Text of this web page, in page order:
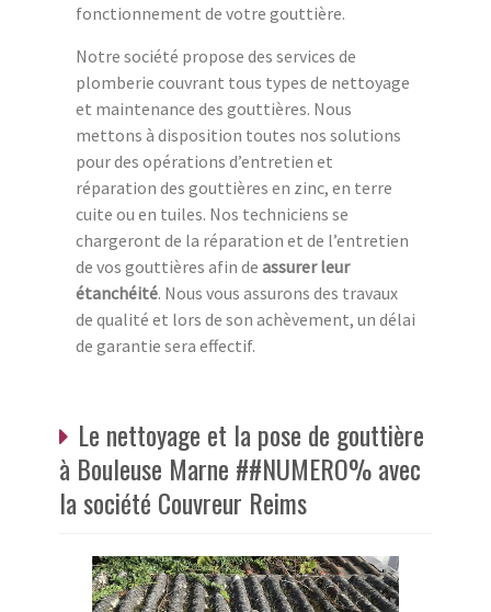
fonctionnement de votre gouttière.
Notre société propose des services de
plomberie couvrant tous types de nettoyage
et maintenance des gouttières. Nous
mettons à disposition toutes nos solutions
pour des opérations d’entretien et
réparation des gouttières en zinc, en terre
cuite ou en tuiles. Nos techniciens se
chargeront de la réparation et de l’entretien
de vos gouttières afin de assurer leur
étanchéité. Nous vous assurons des travaux
de qualité et lors de son achèvement, un délai
de garantie sera effectif.
Le nettoyage et la pose de gouttière
à Bouleuse Marne ##NUMERO% avec
la société Couvreur Reims